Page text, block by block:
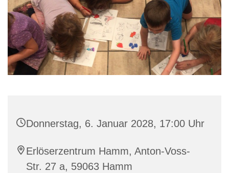
Donnerstag, 6. Januar 2028, 17:00 Uhr
Erlöserzentrum Hamm, Anton-Voss-
Str. 27 a, 59063 Hamm